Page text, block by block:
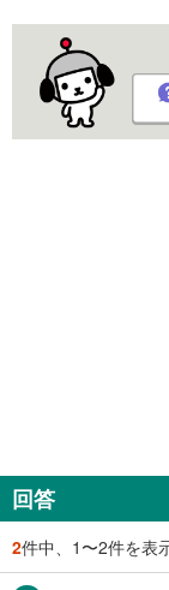
回答
2件中、1〜2件を表